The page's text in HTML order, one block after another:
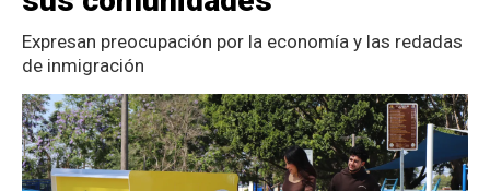
Expresan preocupación por la economía y las redadas
de inmigración